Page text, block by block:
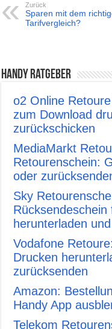
Zurück
Sparen mit dem
Tarifvergleich?
Handy Ratgeber
o2 Online
zum Download
zurückschicken
MediaMarkt
Retourenschein:
oder
Sky
herunterladen
Vodafone
Drucken
zurücksenden
Amazon:
Handy App
Telekom